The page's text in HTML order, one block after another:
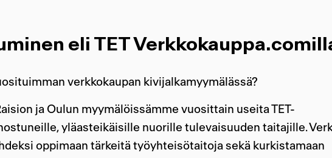
eli TET
verkkokaupan kivijalkamyymälässä?
ja Oulun myymälöissämme vuosittain useita TET-
yläasteikäisille nuorille tulevaisuuden taitajille.
oppimaan tärkeitä työyhteisötaitoja sekä kurkistamaan